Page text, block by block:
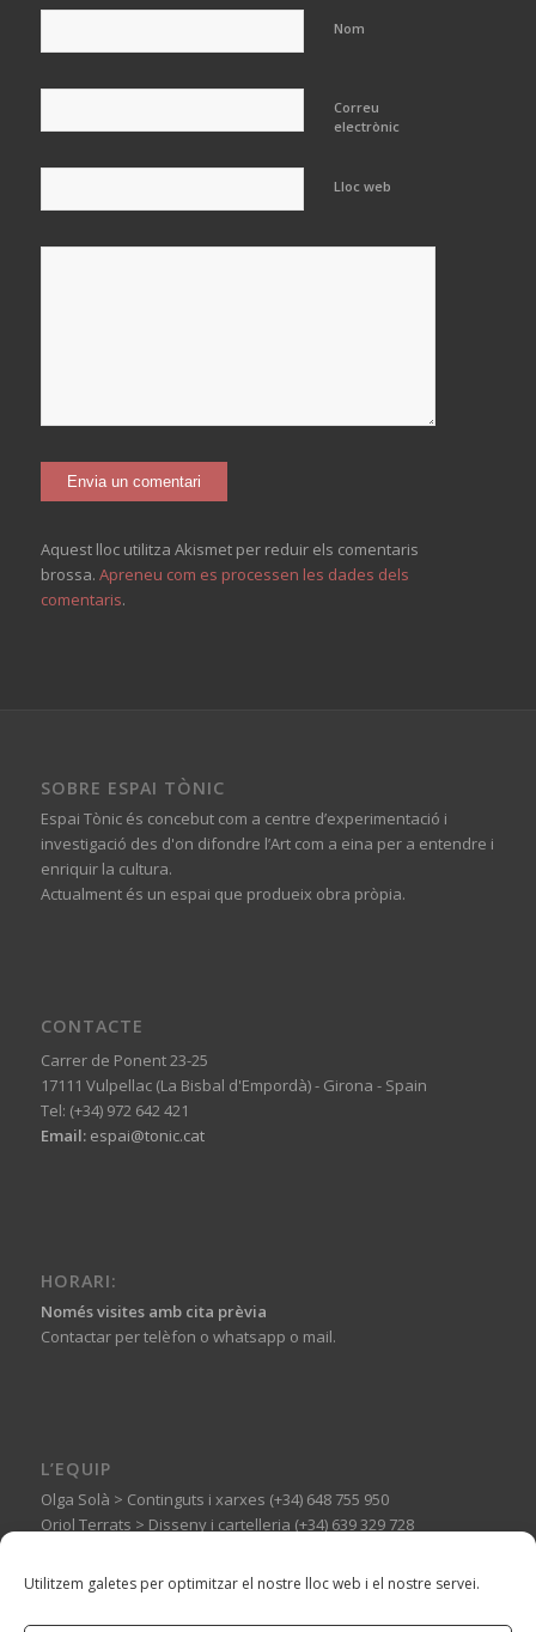
Utilitzem galetes per optimitzar el nostre lloc web i el nostre servei.
Nom
Correu
electrònic
Lloc web
Aquest lloc utilitza Akismet per reduir els comentaris
brossa. Apreneu com es processen les dades dels
comentaris.
SOBRE ESPAI TÒNIC
Espai Tònic és concebut com a centre d’experimentació i
investigació des d'on difondre l’Art com a eina per a entendre i
enriquir la cultura.
Actualment és un espai que produeix obra pròpia.
CONTACTE
Carrer de Ponent 23-25
17111 Vulpellac (La Bisbal d'Empordà) - Girona - Spain
Tel: (+34) 972 642 421
Email:espai@tonic.cat
HORARI:
Només visites amb cita prèvia
Contactar per telèfon o whatsapp o mail.
L’EQUIP
Olga Solà > Continguts i xarxes (+34) 648 755 950
Oriol Terrats > Disseny i cartelleria (+34) 639 329 728